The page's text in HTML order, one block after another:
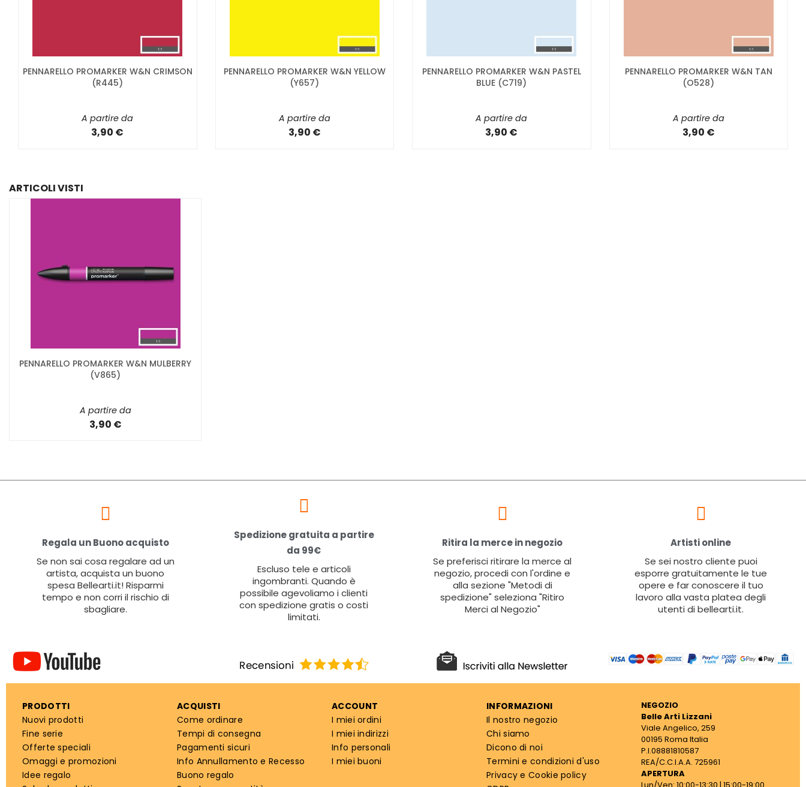
PENNARELLO PROMARKER W&N CRIMSON
(R445)
A partire da
3,90 €
PENNARELLO PROMARKER W&N YELLOW
(Y657)
A partire da
3,90 €
PENNARELLO PROMARKER W&N PASTEL
BLUE (C719)
A partire da
3,90 €
PENNARELLO PROMARKER W&N TAN
(O528)
A partire da
3,90 €
ARTICOLI VISTI
PENNARELLO PROMARKER W&N MULBERRY
(V865)
A partire da
3,90 €
Regala un Buono acquisto
Se non sai cosa regalare ad un
artista, acquista un buono
spesa Bellearti.it! Risparmi
tempo e non corri il rischio di
sbagliare.
Spedizione gratuita a partire
da 99€
Escluso tele e articoli
ingombranti. Quando è
possibile agevoliamo i clienti
con spedizione gratis o costi
limitati.
Ritira la merce in negozio
Se preferisci ritirare la merce al
negozio, procedi con l'ordine e
alla sezione "Metodi di
spedizione" seleziona "Ritiro
Merci al Negozio"
Artisti online
Se sei nostro cliente puoi
esporre gratuitamente le tue
opere e far conoscere il tuo
lavoro alla vasta platea degli
utenti di bellearti.it.
PRODOTTI
Nuovi prodotti
Fine serie
Offerte speciali
Omaggi e promozioni
Idee regalo
ACQUISTI
Come ordinare
Tempi di consegna
Pagamenti sicuri
Info Annullamento e Recesso
Buono regalo
ACCOUNT
I miei ordini
I miei indirizzi
Info personali
I miei buoni
INFORMAZIONI
Il nostro negozio
Chi siamo
Dicono di noi
Termini e condizioni d'uso
Privacy e Cookie policy
NEGOZIO
Belle Arti Lizzani
Viale Angelico, 259
00195 Roma Italia
P.I.08881810587
REA/C.C.I.A.A. 725961
APERTURA